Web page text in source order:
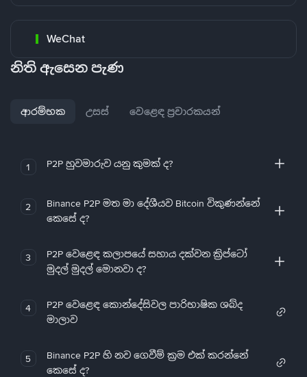
WeChat
නිති ඇසෙන පැණ
ආරම්භක උසස් වෙළෙඳ ප්‍රචාරකයන්
1 P2P හුවමාරුව යනු කුමක් ද?
2
Binance P2P මත මා දේශීයව Bitcoin විකුණන්නේ
කෙසේ ද?
3
P2P වෙළෙඳ කලාපයේ සහාය දක්වන ක්‍රිප්ටෝ
මුදල් මුදල් මොනවා ද?
4
P2P වෙළෙඳ කොන්දේසිවල පාරිභාෂික ශබ්ද
මාලාව
5
Binance P2P හි නව ගෙවීම් ක්‍රම එක් කරන්නේ
කෙසේ ද?